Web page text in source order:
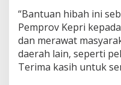
K
I
“Bantuan hibah ini
Pemprov Kepri
dan merawat
daerah lain, seperti
Terima kasih untuk